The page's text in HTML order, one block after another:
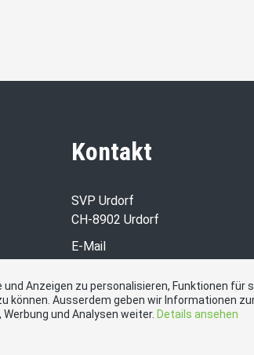
Kontakt
SVP Urdorf
CH-8902 Urdorf
E-Mail
PC-Konto
80-151-4 | IBAN: CH06 0070 0110
und Anzeigen zu personalisieren, Funktionen
können. Ausserdem geben wir Informationen
und Analysen weiter. Details ansehen